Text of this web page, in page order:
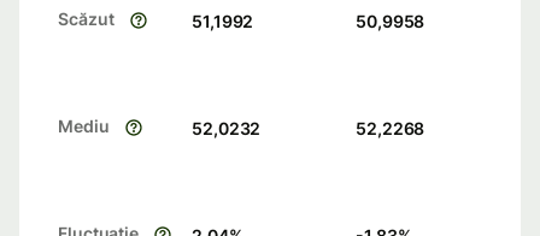
Scăzut 51,1992 50,9958
Mediu 52,0232 52,2268